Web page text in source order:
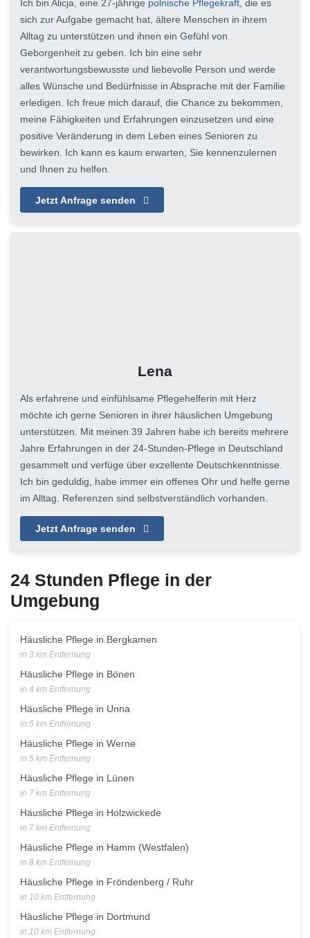
Ich bin Alicja, eine 27-jährige polnische Pflegekraft, die es
sich zur Aufgabe gemacht hat, ältere Menschen in ihrem
Alltag zu unterstützen und ihnen ein Gefühl von
Geborgenheit zu geben. Ich bin eine sehr
verantwortungsbewusste und liebevolle Person und werde
alles Wünsche und Bedürfnisse in Absprache mit der Familie
erledigen. Ich freue mich darauf, die Chance zu bekommen,
meine Fähigkeiten und Erfahrungen einzusetzen und eine
positive Veränderung in dem Leben eines Senioren zu
bewirken. Ich kann es kaum erwarten, Sie kennenzulernen
und Ihnen zu helfen.
Jetzt Anfrage senden
Lena
Als erfahrene und einfühlsame Pflegehelferin mit Herz
möchte ich gerne Senioren in ihrer häuslichen Umgebung
unterstützen. Mit meinen 39 Jahren habe ich bereits mehrere
Jahre Erfahrungen in der 24-Stunden-Pflege in Deutschland
gesammelt und verfüge über exzellente Deutschkenntnisse.
Ich bin geduldig, habe immer ein offenes Ohr und helfe gerne
im Alltag. Referenzen sind selbstverständlich vorhanden.
Jetzt Anfrage senden
24 Stunden Pflege in der
Umgebung
Häusliche Pflege in Bergkamen
in 3 km Entfernung
Häusliche Pflege in Bönen
in 4 km Entfernung
Häusliche Pflege in Unna
in 5 km Entfernung
Häusliche Pflege in Werne
in 5 km Entfernung
Häusliche Pflege in Lünen
in 7 km Entfernung
Häusliche Pflege in Holzwickede
in 7 km Entfernung
Häusliche Pflege in Hamm (Westfalen)
in 8 km Entfernung
Häusliche Pflege in Fröndenberg / Ruhr
in 10 km Entfernung
Häusliche Pflege in Dortmund
in 10 km Entfernung